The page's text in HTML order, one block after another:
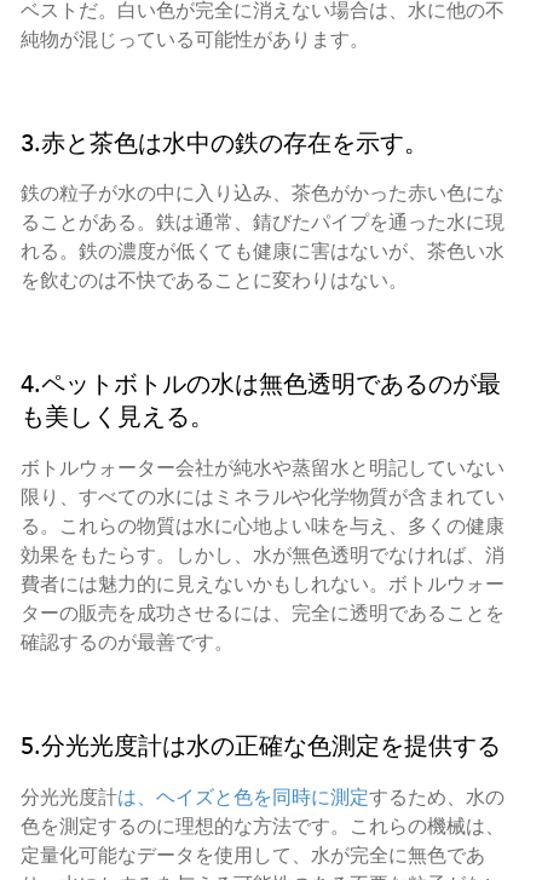
ベストだ。白い色が完全に消えない場合は、水に他の不
純物が混じっている可能性があります。
3.赤と茶色は水中の鉄の存在を示す。
鉄の粒子が水の中に入り込み、茶色がかった赤い色にな
ることがある。鉄は通常、錆びたパイプを通った水に現
れる。鉄の濃度が低くても健康に害はないが、茶色い水
を飲むのは不快であることに変わりはない。
4.ペットボトルの水は無色透明であるのが最
も美しく見える。
ボトルウォーター会社が純水や蒸留水と明記していない
限り、すべての水にはミネラルや化学物質が含まれてい
る。これらの物質は水に心地よい味を与え、多くの健康
効果をもたらす。しかし、水が無色透明でなければ、消
費者には魅力的に見えないかもしれない。ボトルウォー
ターの販売を成功させるには、完全に透明であることを
確認するのが最善です。
5.分光光度計は水の正確な色測定を提供する
分光光度計は、ヘイズと色を同時に測定するため、水の
色を測定するのに理想的な方法です。これらの機械は、
定量化可能なデータを使用して、水が完全に無色であ